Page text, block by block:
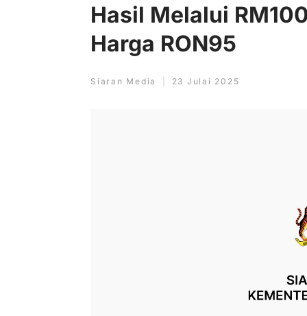
Hasil Melalui
Harga RON95
Siaran Media 23 Julai 2025